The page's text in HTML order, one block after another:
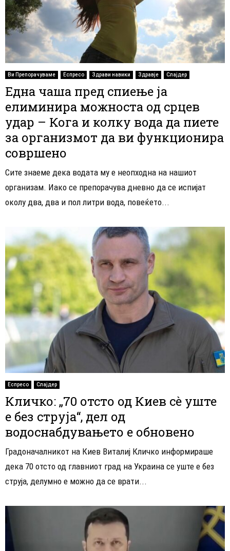
Ви Препорачуваме Еспресо Здрави навики Здравје Слајдер
Една чаша пред спиење ја
елиминира можноста од срцев
удар – Кога и колку вода да пиете
за организмот да ви функционира
совршено
Сите знаеме дека водата му е неопходна на нашиот
организам. Иако се препорачува дневно да се испијат
околу два, два и пол литри вода, повеќето...
Еспресо Слајдер
Кличко: „70 отсто од Киев сè уште
е без струја“, дел од
водоснабдувањето е обновено
Градоначалникот на Киев Виталиј Кличко информираше
дека 70 отсто од главниот град на Украина се уште е без
струја, делумно е можно да се врати...